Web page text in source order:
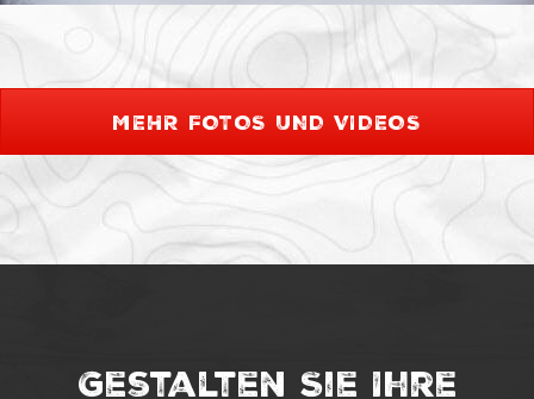
MEHR FOTOS UND VIDEOS
Gestalten Sie Ihre